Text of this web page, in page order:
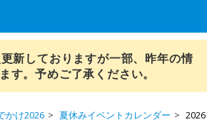
新しておりますが一部、昨年の情
す。予めご了承ください。
かけ2026 夏休みイベントカレンダー